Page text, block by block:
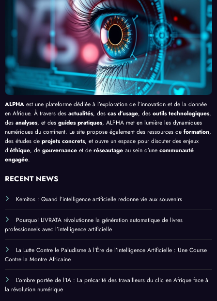
en
Afriq
Palud
isme
en
Afriq
ue
delà
de
Bang
ui
é de
l’IA
ALPHA est une plateforme dédiée à l’exploration de l’innovation et de la donnée
en Afrique. À travers des actualités, des cas d’usage, des outils technologiques,
des analyses, et des guides pratiques, ALPHA met en lumière les dynamiques
numériques du continent. Le site propose également des ressources de formation,
des études de projets concrets, et ouvre un espace pour discuter des enjeux
d’éthique, de gouvernance et de réseautage au sein d’une communauté
engagée.
RECENT NEWS
Kemitos : Quand l’intelligence artificielle redonne vie aux souvenirs
Pourquoi LIVRATA révolutionne la génération automatique de livres
professionnels avec l’intelligence artificielle
La Lutte Contre le Paludisme à l’Ère de l’Intelligence Artificielle : Une Course
Contre la Montre Africaine
L’ombre portée de l’IA : La précarité des travailleurs du clic en Afrique face à
la révolution numérique